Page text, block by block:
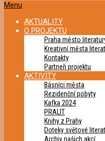
Primary
Menu
Menu
AKTUALITY
O PROJEKTU
Praha město
Kreativní města
Kontakty
Partneři projektu
AKTIVITY
Básníci města
Rezidenční pobyty
Kafka 2024
PRALIT
Knihy z Prahy
Doteky světové
Archiv našich akcí